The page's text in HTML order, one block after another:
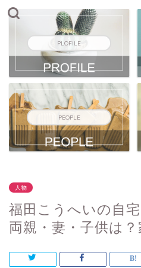
PLOFILE
PEOPLE
人物
福田こうへいの自
両親・妻・子供は